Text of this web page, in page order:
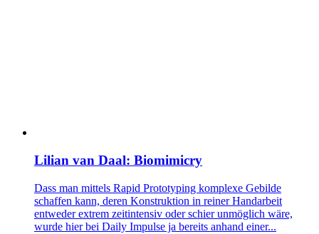
Lilian van Daal: Biomimicry
Dass man mittels Rapid Prototyping komplexe Gebilde
schaffen kann, deren Konstruktion in reiner Handarbeit
entweder extrem zeitintensiv oder schier unmöglich wäre,
wurde hier bei Daily Impulse ja bereits anhand einer...